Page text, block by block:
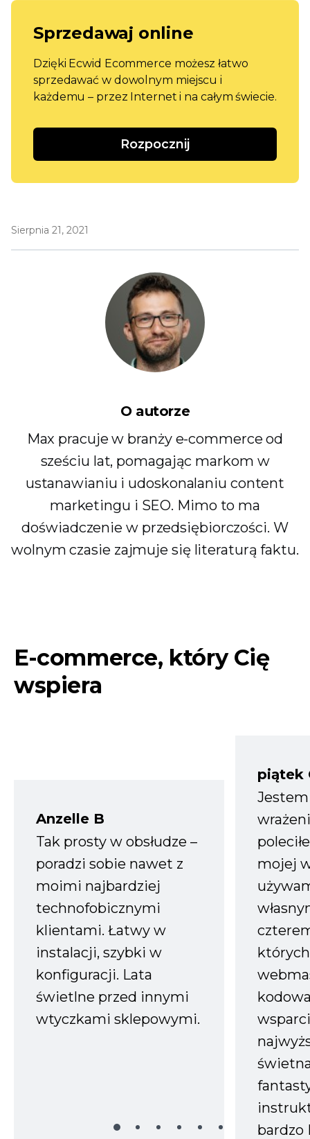
Sprzedawaj online
Dzięki Ecwid Ecommerce możesz łatwo
sprzedawać w dowolnym miejscu i
każdemu – przez Internet i na całym świecie.
Rozpocznij
Sierpnia 21, 2021
O autorze
Max pracuje w branży e-commerce od
sześciu lat, pomagając markom w
ustanawianiu i udoskonalaniu content
marketingu i SEO. Mimo to ma
doświadczenie w przedsiębiorczości. W
wolnym czasie zajmuje się literaturą faktu.
E-commerce, który Cię
wspiera
Anzelle B
Tak prosty w obsłudze –
poradzi sobie nawet z
moimi najbardziej
technofobicznymi
klientami. Łatwy w
instalacji, szybki w
konfiguracji. Lata
świetlne przed innymi
wtyczkami sklepowymi.
piątek
mojej
bardzo